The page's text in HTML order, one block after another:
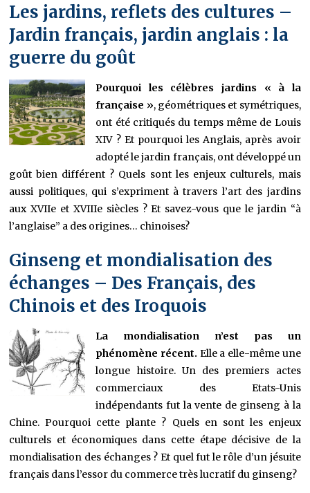
Les jardins, reflets des cultures –
Jardin français, jardin anglais : la
guerre du goût
Pourquoi les célèbres jardins « à la
française », géométriques et symétriques,
ont été critiqués du temps même de Louis
XIV ? Et pourquoi les Anglais, après avoir
adopté le jardin français, ont développé un
goût bien différent ? Quels sont les enjeux culturels, mais
aussi politiques, qui s’expriment à travers l’art des jardins
aux XVIIe et XVIIIe siècles ? Et savez-vous que le jardin “à
l’anglaise” a des origines… chinoises?
Ginseng et mondialisation des
échanges – Des Français, des
Chinois et des Iroquois
La mondialisation n’est pas un
phénomène récent. Elle a elle-même une
longue histoire. Un des premiers actes
commerciaux des Etats-Unis
indépendants fut la vente de ginseng à la
Chine. Pourquoi cette plante ? Quels en sont les enjeux
culturels et économiques dans cette étape décisive de la
mondialisation des échanges ? Et quel fut le rôle d’un jésuite
français dans l’essor du commerce très lucratif du ginseng?